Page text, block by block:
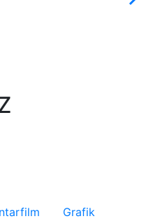
Grafik